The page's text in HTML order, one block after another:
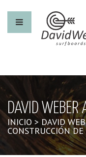
DAVID WEBER
INICIO > DAVID
CONSTRUCCIÓN